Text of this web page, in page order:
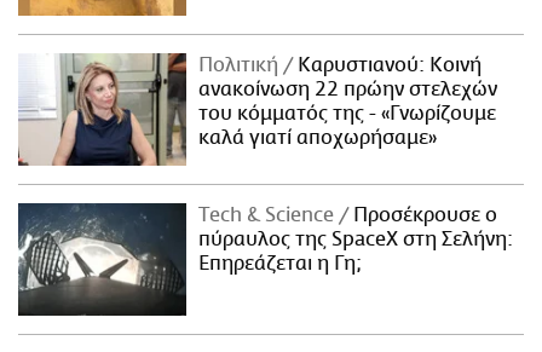
Πολιτική
Καρυστιανού: Κοινή
ανακοίνωση 22 πρώην στελεχών
του κόμματός της - «Γνωρίζουμε
καλά γιατί αποχωρήσαμε»
Τech & Science
Προσέκρουσε ο
πύραυλος της SpaceX στη Σελήνη:
Επηρεάζεται η Γη;